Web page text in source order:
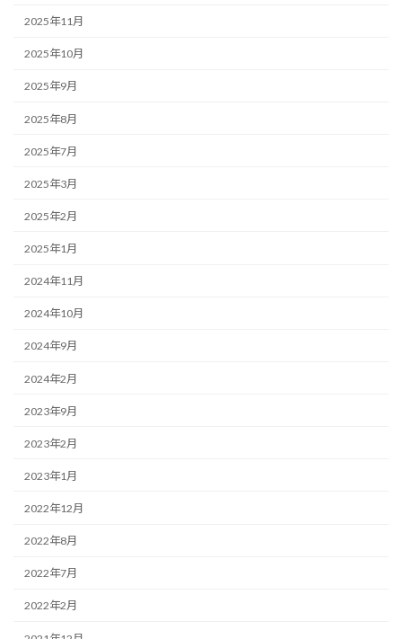
2025年11月
2025年10月
2025年9月
2025年8月
2025年7月
2025年3月
2025年2月
2025年1月
2024年11月
2024年10月
2024年9月
2024年2月
2023年9月
2023年2月
2023年1月
2022年12月
2022年8月
2022年7月
2022年2月